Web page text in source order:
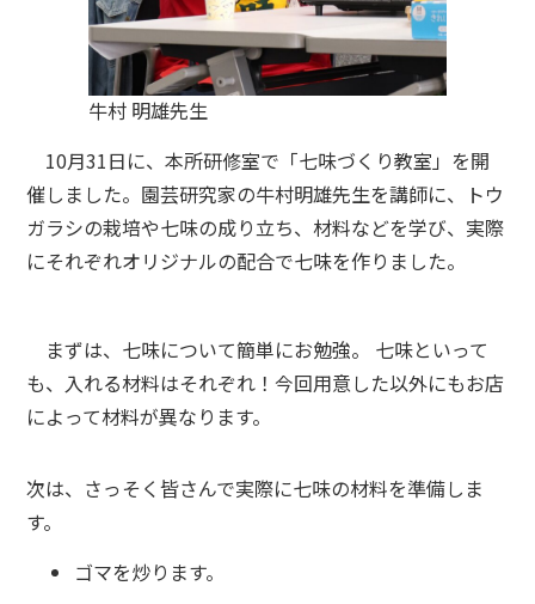
牛村 明雄先生
10月31日に、本所研修室で「七味づくり教室」を開
催しました。園芸研究家の牛村明雄先生を講師に、トウ
ガラシの栽培や七味の成り立ち、材料などを学び、実際
にそれぞれオリジナルの配合で七味を作りました。
まずは、七味について簡単にお勉強。 七味といって
も、入れる材料はそれぞれ！今回用意した以外にもお店
によって材料が異なります。
次は、さっそく皆さんで実際に七味の材料を準備しま
す。
ゴマを炒ります。